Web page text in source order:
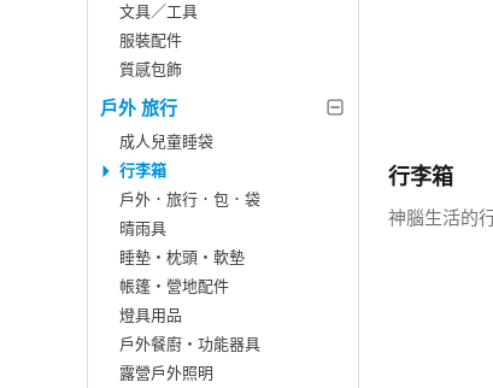
文具／工具
服裝配件
質感包飾
戶外 旅行
成人兒童睡袋
行李箱
戶外．旅行．包．袋
晴雨具
睡墊‧枕頭‧軟墊
帳篷‧營地配件
燈具用品
戶外餐廚‧功能器具
露營戶外照明
行李箱
神腦生活的